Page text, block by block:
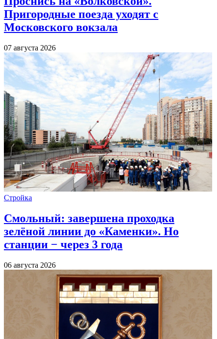
Пригородные поезда уходят с
Московского вокзала
07 августа 2026
Стройка
Смольный: завершена проходка
зелёной линии до «Каменки». Но
станции − через 3 года
06 августа 2026